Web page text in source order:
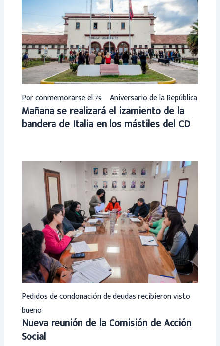
Por conmemorarse el 79º Aniversario de la República
Mañana se realizará el izamiento de la
bandera de Italia en los mástiles del CD
Pedidos de condonación de deudas recibieron visto
bueno
Nueva reunión de la Comisión de Acción
Social